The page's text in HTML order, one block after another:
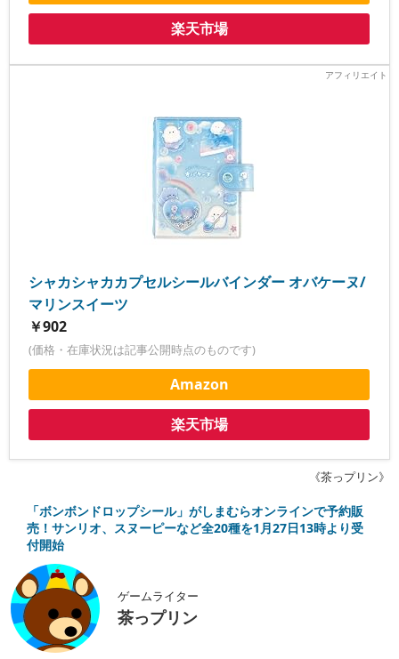
楽天市場
シャカシャカカプセルシールバインダー オバケーヌ/
マリンスイーツ
￥902
(価格・在庫状況は記事公開時点のものです)
Amazon
楽天市場
《茶っプリン》
「ボンボンドロップシール」がしまむらオンラインで予約販
売！サンリオ、スヌーピーなど全20種を1月27日13時より受
付開始
ゲームライター
茶っプリン